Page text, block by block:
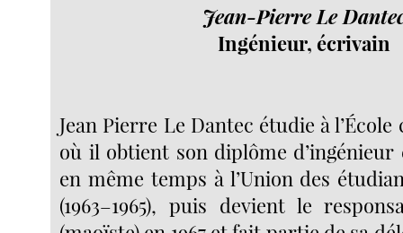
Jean-Pierre Le
Ingénieur, écrivain
Jean Pierre Le Dantec étudie à
où il obtient son diplôme d’ingénieur
en même temps à l’Union des
(1963–1965), puis devient le